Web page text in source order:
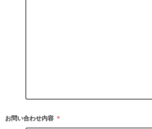
お問い合わせ内容 ＊